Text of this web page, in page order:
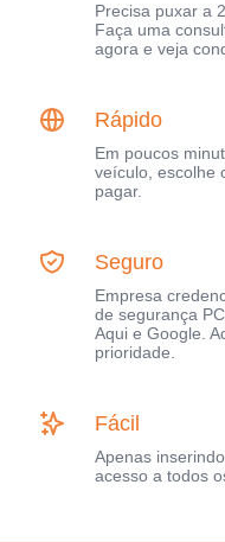
Precisa puxar a
Faça uma
agora e veja
Rápido
Em poucos
veículo, escolhe
pagar.
Seguro
Empresa
de segurança
Aqui e Google.
prioridade.
Fácil
Apenas
acesso a todos